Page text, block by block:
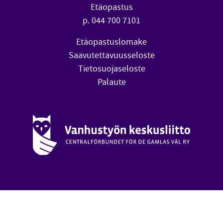
Etäopastus
p. 044 700 7101
Etäopastuslomake
Saavutettavuusseloste
Tietosuojaseloste
Palaute